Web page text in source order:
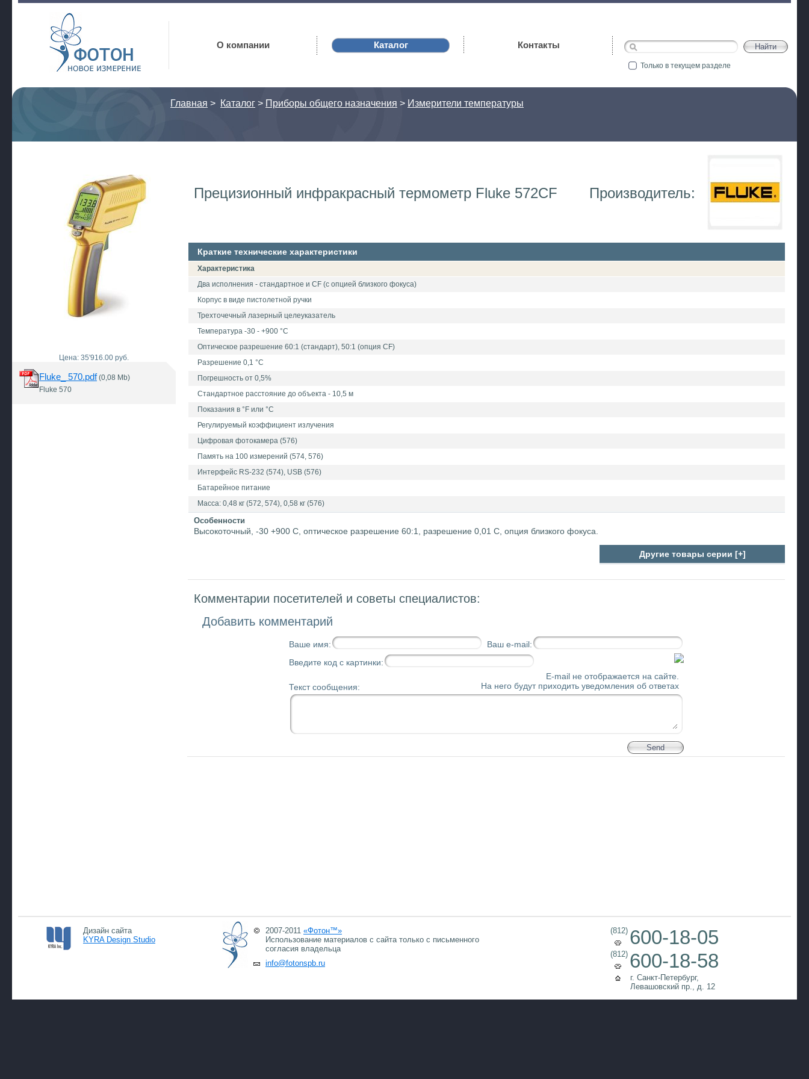
Фотон
О компании Каталог Контакты
Только в текущем разделе
Главная > Каталог > Приборы общего назначения > Измерители температуры
Цена: 35'916.00 руб.
Fluke_ 570.pdf(0,08 Mb)
Fluke 570
Прецизионный инфракрасный термометр Fluke 572CF Производитель:
Краткие технические характеристики
Характеристика
Два исполнения - стандартное и CF (с опцией близкого фокуса)
Корпус в виде пистолетной ручки
Трехточечный лазерный целеуказатель
Температура -30 - +900 °С
Оптическое разрешение 60:1 (стандарт), 50:1 (опция CF)
Разрешение 0,1 °С
Погрешность от 0,5%
Стандартное расстояние до объекта - 10,5 м
Показания в °F или °С
Регулируемый коэффициент излучения
Цифровая фотокамера (576)
Память на 100 измерений (574, 576)
Интерфейс RS-232 (574), USB (576)
Батарейное питание
Масса: 0,48 кг (572, 574), 0,58 кг (576)
Особенности
Высокоточный, -30 +900 C, оптическое разрешение 60:1, разрешение 0,01 С, опция близкого фокуса.
Другие товары серии [+]
Комментарии посетителей и советы специалистов:
Добавить комментарий
Ваше имя:
Ваш e-mail:
Введите код с картинки:
Текст сообщения:
E-mail не отображается на сайте.
На него будут приходить уведомления об ответах
Дизайн сайта
KYRA Design Studio
2007-2011 «Фотон™»
Использование материалов с сайта только с письменного
согласия владельца
info@fotonspb.ru
(812) 600-18-05
(812) 600-18-58
г. Санкт-Петербург,
Левашовский пр., д. 12